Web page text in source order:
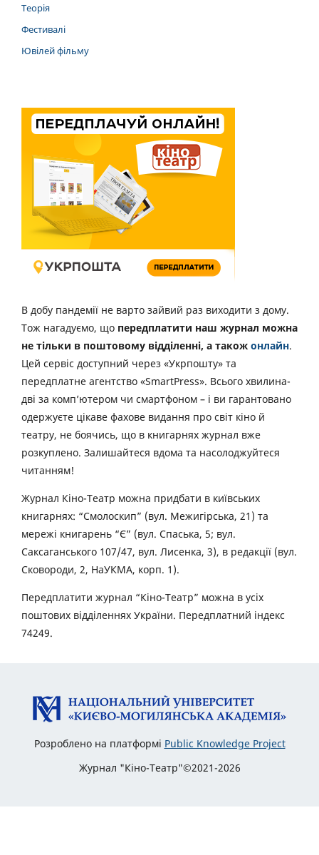
Теорія
Фестивалі
Ювілей фільму
В добу пандемії не варто зайвий раз виходити з дому.
Тож нагадуємо, що передплатити наш журнал можна
не тільки в поштовому відділенні, а також онлайн.
Цей сервіс доступний через «Укрпошту» та
передплатне агентство «SmartPress». Всього хвилина-
дві за комп’ютером чи смартфоном – і ви гарантовано
одержуєте цікаве фахове видання про світ кіно й
театру, не боячись, що в книгарнях журнал вже
розкуплено. Залишайтеся вдома та насолоджуйтеся
читанням!
Журнал Кіно-Театр можна придбати в київських
книгарнях: “Смолоскип” (вул. Межигірська, 21) та
мережі книгарень “Є” (вул. Спаська, 5; вул.
Саксаганського 107/47, вул. Лисенка, 3), в редакції (вул.
Сковороди, 2, НаУКМА, корп. 1).
Передплатити журнал “Кіно-Театр” можна в усіх
поштових відділеннях України. Передплатний індекс
74249.
Розроблено на платформі Public Knowledge Project
Журнал "Кіно-Театр"©2021-2026